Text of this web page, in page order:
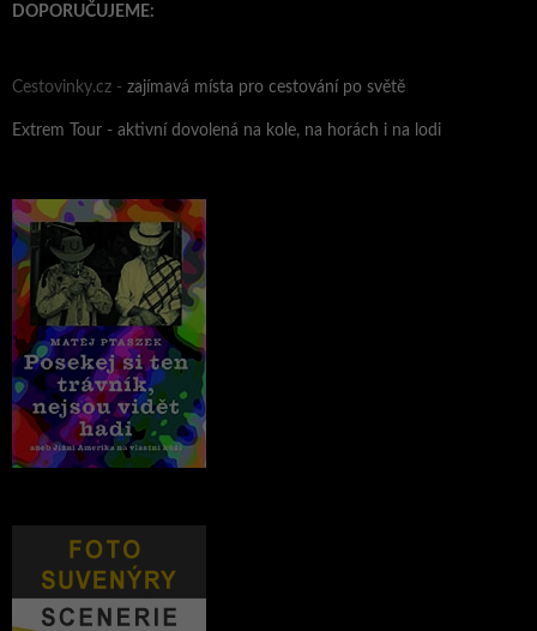
DOPORUČUJEME:
Cestovinky.cz - zajímavá místa pro cestování po světě
Extrem Tour - aktivní dovolená na kole, na horách i na lodi